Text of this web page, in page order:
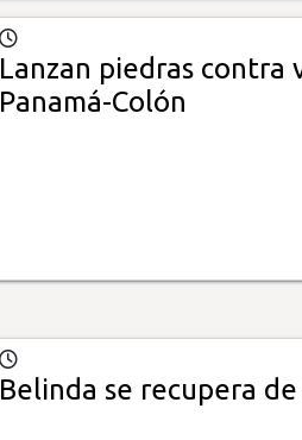
Lanzan piedras contra
Panamá-Colón
Belinda se recupera